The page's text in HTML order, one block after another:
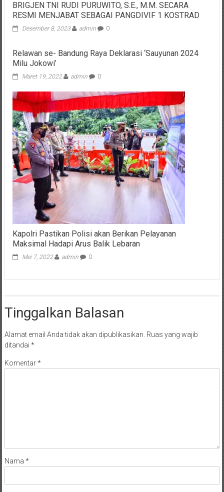
BRIGJEN TNI RUDI PURUWITO, S.E., M.M. SECARA
RESMI MENJABAT SEBAGAI PANGDIVIF 1 KOSTRAD
Desember 8, 2023 admin 0
Relawan se- Bandung Raya Deklarasi ‘Sauyunan 2024
Milu Jokowi’
Maret 19, 2022 admin 0
Kapolri Pastikan Polisi akan Berikan Pelayanan
Maksimal Hadapi Arus Balik Lebaran
Mei 7, 2022 admin 0
Tinggalkan Balasan
Alamat email Anda tidak akan dipublikasikan. Ruas yang wajib
ditandai *
Komentar*
Nama *